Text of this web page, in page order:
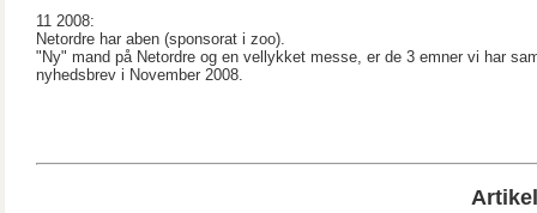
11 2008:
Netordre har aben (sponsorat i zoo).
"Ny" mand på Netordre og en vellykket messe, er de 3 emner vi har
nyhedsbrev i November 2008.